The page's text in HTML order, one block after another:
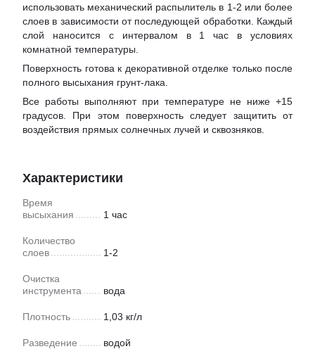
использовать механический распылитель в 1-2 или более
слоев в зависимости от последующей обработки. Каждый
слой наносится с интервалом в 1 час в условиях
комнатной температуры.
Поверхность готова к декоративной отделке только после
полного высыхания грунт-лака.
Все работы выполняют при температуре не ниже +15
градусов. При этом поверхность следует защитить от
воздействия прямых солнечных лучей и сквозняков.
Характеристики
Время
высыхания
1 час
Количество
слоев
1-2
Очистка
инструмента
вода
Плотность 1,03 кг/л
Разведение водой